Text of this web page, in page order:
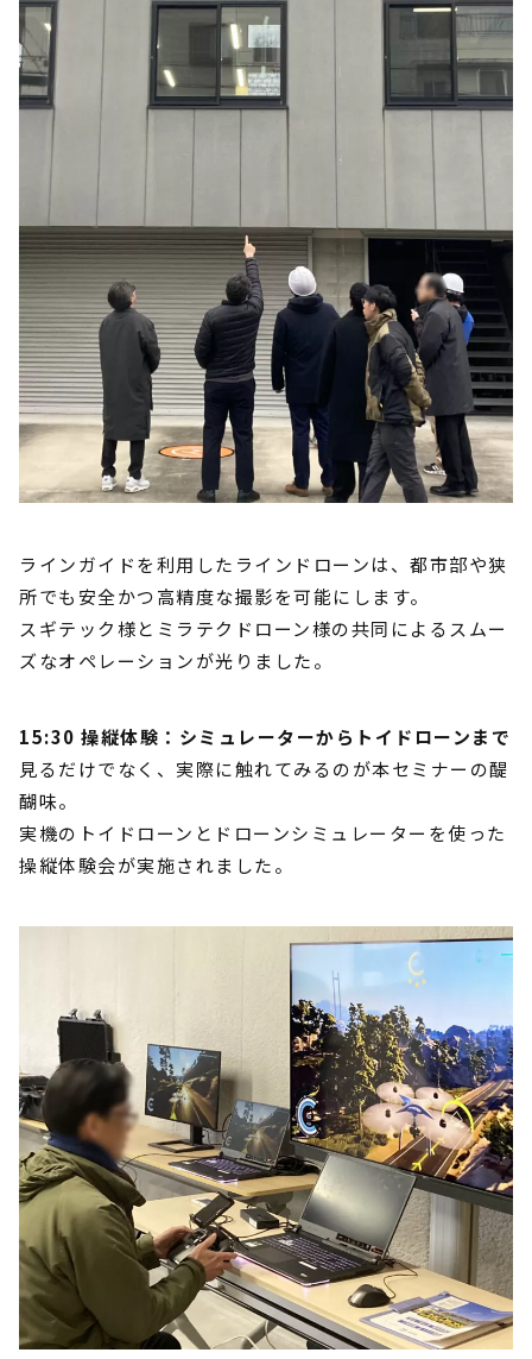
ラインガイドを利用したラインドローンは、都市部や狭
所でも安全かつ高精度な撮影を可能にします。
スギテック様とミラテクドローン様の共同によるスムー
ズなオペレーションが光りました。
15:30 操縦体験：シミュレーターからトイドローンまで
見るだけでなく、実際に触れてみるのが本セミナーの醍
醐味。
実機のトイドローンとドローンシミュレーターを使った
操縦体験会が実施されました。